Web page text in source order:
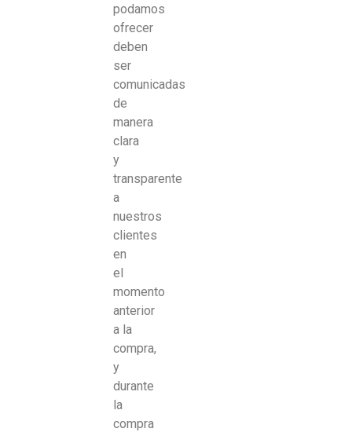
podamos
ofrecer
deben
ser
comunicadas
de
manera
clara
y
transparente
a
nuestros
clientes
en
el
momento
anterior
a la
compra,
y
durante
la
compra